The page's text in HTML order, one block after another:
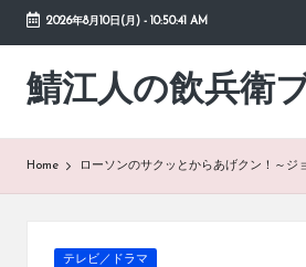
Skip
content
2026年8月10日(月)- 10:50:41 AM
鯖江人の飲兵衛
日々
の
Home ローソンのサクッとからあげクン！～ジ
Posted
テレビ／ドラマ